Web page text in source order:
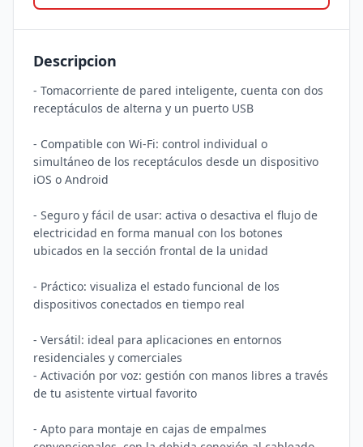
Descripcion
- Tomacorriente de pared inteligente, cuenta con dos
receptáculos de alterna y un puerto USB
- Compatible con Wi-Fi: control individual o
simultáneo de los receptáculos desde un dispositivo
iOS o Android
- Seguro y fácil de usar: activa o desactiva el flujo de
electricidad en forma manual con los botones
ubicados en la sección frontal de la unidad
- Práctico: visualiza el estado funcional de los
dispositivos conectados en tiempo real
- Versátil: ideal para aplicaciones en entornos
residenciales y comerciales
- Activación por voz: gestión con manos libres a través
de tu asistente virtual favorito
- Apto para montaje en cajas de empalmes